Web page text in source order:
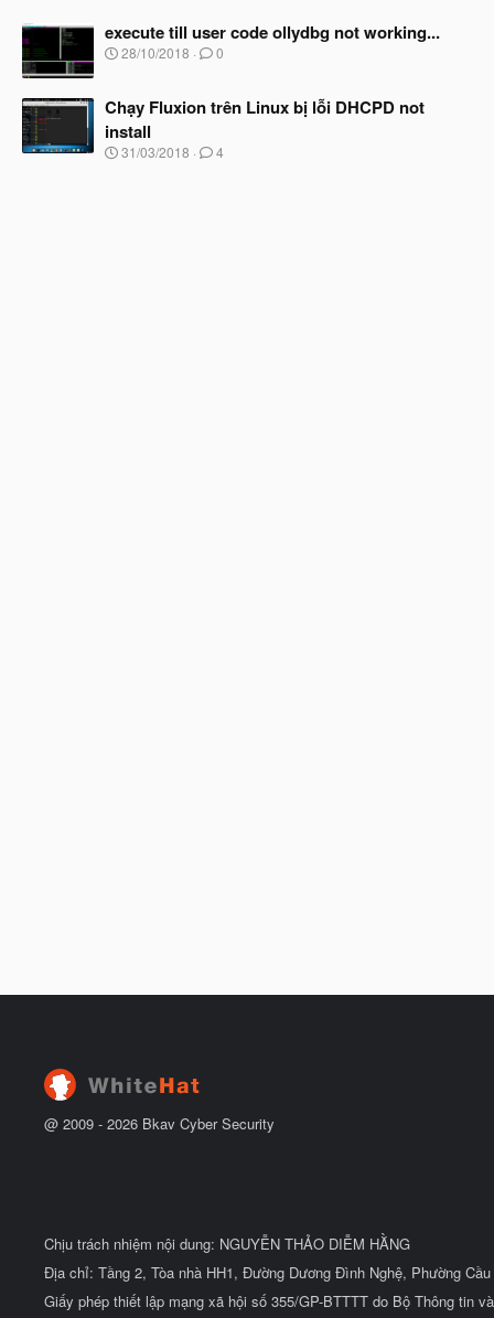
execute till user code ollydbg not working...
N
y
ắ
t
28/10/2018 0
Chạy Fluxion trên Linux bị lỗi DHCPD not
install
N
31/03/2018 4
@ 2009 - 2026 Bkav Cyber Security
Chịu trách nhiệm nội dung: NGUYỄN THẢO DIỄM HẰNG
Địa chỉ: Tầng 2, Tòa nhà HH1, Đường Dương Đình Nghệ, Phường
Giấy phép thiết lập mạng xã hội số 355/GP-BTTTT do Bộ Thông tin